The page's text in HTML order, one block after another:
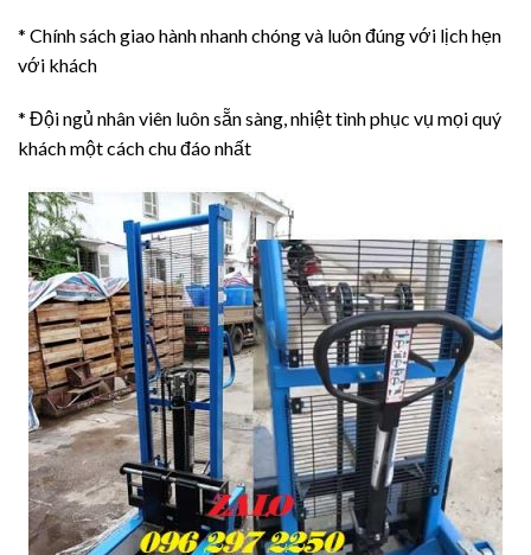
* Chính sách giao hành nhanh chóng và luôn đúng với lịch hẹn
với khách
* Đội ngủ nhân viên luôn sẵn sàng, nhiệt tình phục vụ mọi quý
khách một cách chu đáo nhất